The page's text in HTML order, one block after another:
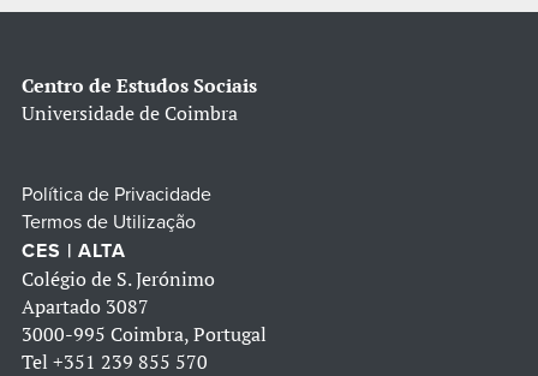
Centro de Estudos Sociais
Universidade de Coimbra
Política de Privacidade
Termos de Utilização
CES | ALTA
Colégio de S. Jerónimo
Apartado 3087
3000-995 Coimbra, Portugal
Tel +351 239 855 570